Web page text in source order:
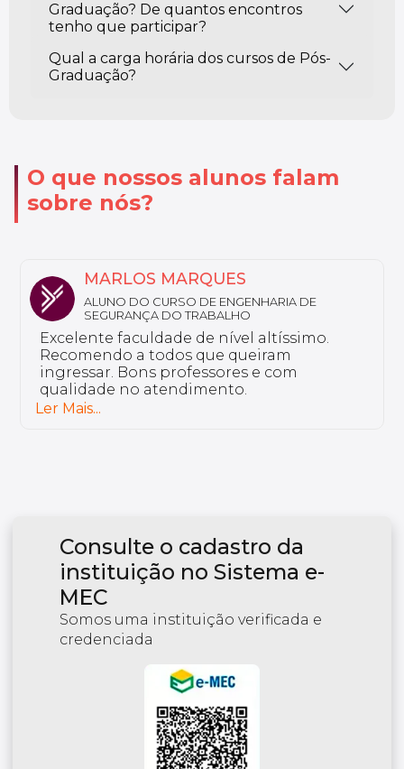
Graduação? De quantos encontros
tenho que participar?
Qual a carga horária dos cursos de Pós-
Graduação?
O que nossos alunos falam
sobre nós?
NATHALY
ALUNA DO CURSO DE FARMÁCIA ESTÉTICA
Sou aluno da Unyleya da pós-graduação
em Saúde do Idoso e Gerontologia. Não
tenho nada a reclamar, a instituição é
excelente e tem professores bem
preparados.
Ler Mais...
Consulte o cadastro da
instituição no Sistema e-
MEC
Somos uma instituição verificada e
credenciada